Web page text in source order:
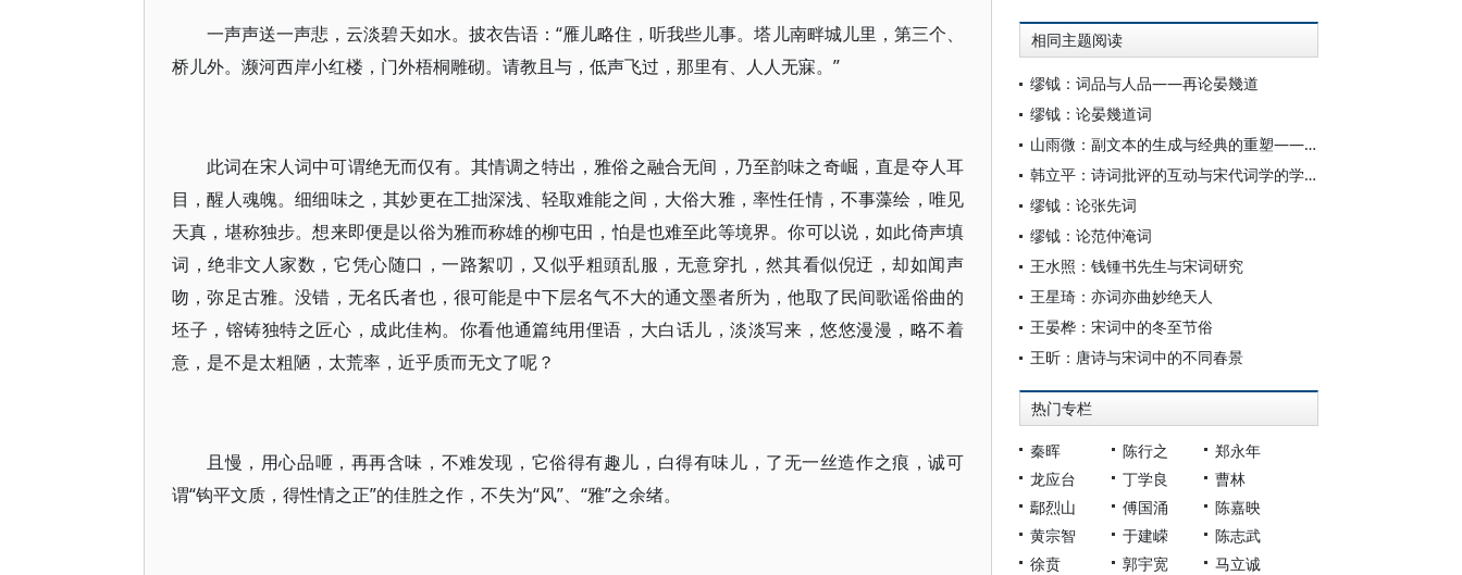
一声声送一声悲，云淡碧天如水。披衣告语：“雁儿略住，听我些儿事。塔儿南畔城儿里，第三个、
桥儿外。濒河西岸小红楼，门外梧桐雕砌。请教且与，低声飞过，那里有、人人无寐。”
此词在宋人词中可谓绝无而仅有。其情调之特出，雅俗之融合无间，乃至韵味之奇崛，直是夺人耳
目，醒人魂魄。细细味之，其妙更在工拙深浅、轻取难能之间，大俗大雅，率性任情，不事藻绘，唯见
天真，堪称独步。想来即便是以俗为雅而称雄的柳屯田，怕是也难至此等境界。你可以说，如此倚声填
词，绝非文人家数，它凭心随口，一路絮叨，又似乎粗頭乱服，无意穿扎，然其看似倪迂，却如闻声
吻，弥足古雅。没错，无名氏者也，很可能是中下层名气不大的通文墨者所为，他取了民间歌谣俗曲的
坯子，镕铸独特之匠心，成此佳构。你看他通篇纯用俚语，大白话儿，淡淡写来，悠悠漫漫，略不着
意，是不是太粗陋，太荒率，近乎质而无文了呢？
且慢，用心品咂，再再含味，不难发现，它俗得有趣儿，白得有味儿，了无一丝造作之痕，诚可
谓“钩平文质，得性情之正”的佳胜之作，不失为“风”、“雅”之余绪。
相同主题阅读
缪钺：词品与人品——再论晏幾道
缪钺：论晏幾道词
山雨微：副文本的生成与经典的重塑——苏轼词序的“变”与“辨”
韩立平：诗词批评的互动与宋代词学的学问化转向
缪钺：论张先词
缪钺：论范仲淹词
王水照：钱锺书先生与宋词研究
王星琦：亦词亦曲妙绝天人
王晏桦：宋词中的冬至节俗
王昕：唐诗与宋词中的不同春景
热门专栏
秦晖 陈行之
郑永年
龙应台
丁学良
曹林
鄢烈山
傅国涌
陈嘉映
黄宗智
于建嵘
陈志武
徐贲
郭宇宽
马立诚